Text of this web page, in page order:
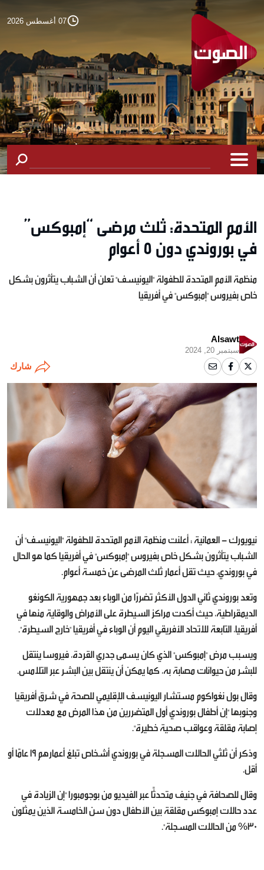
07 أغسطس 2026
الأمم المتحدة: ثلث مرضى “إمبوكس”
في بوروندي دون 5 أعوام
منظمة الأمم المتحدة للطفولة "اليونيسف" تعلن أن الشباب يتأثرون بشكل
خاص بفيروس "إمبوكس" في أفريقيا
Alsawt
سبتمبر 20, 2024
شارك
نيويورك - العمانية : أعلنت منظمة الأمم المتحدة للطفولة "اليونيسف" أن
الشباب يتأثرون بشكل خاص بفيروس "إمبوكس" في أفريقيا كما هو الحال
في بوروندي، حيث تقل أعمار ثلث المرضى عن خمسة أعوام.
وتعد بوروندي ثاني الدول الأكثر تضررًا من الوباء بعد جمهورية الكونغو
الديمقراطية، حيث أكدت مراكز السيطرة على الأمراض والوقاية منها في
أفريقيا، التابعة للاتحاد الأفريقي اليوم أن الوباء في أفريقيا "خارج السيطرة".
ويسبب مرض "إمبوكس" الذي كان يسمى جدري القردة، فيروسا ينتقل
للبشر من حيوانات مصابة به، كما يمكن أن ينتقل بين البشر عبر التلامس.
وقال بول نغواكوم مستشار اليونيسف الإقليمي للصحة في شرق أفريقيا
وجنوبها "إن أطفال بوروندي أول المتضررين من هذا المرض مع معدلات
إصابة مقلقة وعواقب صحية خطيرة".
وذكر أن ثلثي الحالات المسجلة في بوروندي أشخاص تبلغ أعمارهم 19 عامًا أو
أقل.
وقال للصحافة في جنيف متحدثًا عبر الفيديو من بوجومبورا "إن الزيادة في
عدد حالات إمبوكس مقلقة بين الأطفال دون سن الخامسة الذين يمثلون
30% من الحالات المسجلة".